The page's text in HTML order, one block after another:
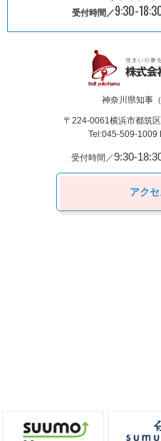
受付時間／9:30-
神奈川県知事
〒224-0061横浜市都筑
Tel:045-509-1009
受付時間／9:30-
アク